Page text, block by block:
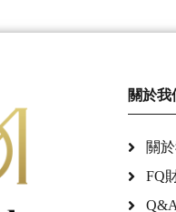
關於我
關
FQ